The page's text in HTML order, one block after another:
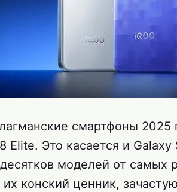
смартфоны 2025
Elite. Это касается и
моделей от самых
конский ценник,